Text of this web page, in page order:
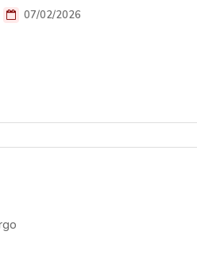
07/02/2026